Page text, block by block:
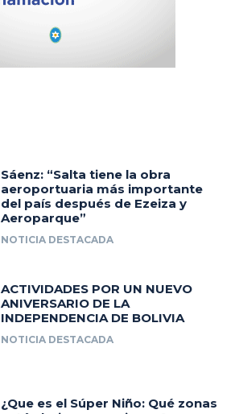
Sáenz: “Salta tiene la obra
aeroportuaria más importante
del país después de Ezeiza y
Aeroparque”
NOTICIA DESTACADA
ACTIVIDADES POR UN NUEVO
ANIVERSARIO DE LA
INDEPENDENCIA DE BOLIVIA
NOTICIA DESTACADA
¿Que es el Súper Niño: Qué zonas